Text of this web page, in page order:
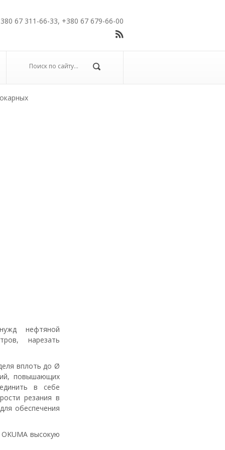
67 311-66-33, +380 67 679-66-00
нефтяной
нарезать
вплоть до Ø
повышающих
в себе
резания в
обеспечения
высокую